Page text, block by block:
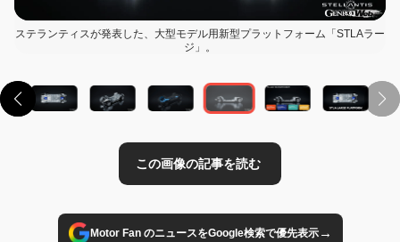
ステランティスが発表した、大型モデル用新型プラットフォーム「STLAラー
ジ」。
Motor Fan のニュースをGoogle検索で優先表示→